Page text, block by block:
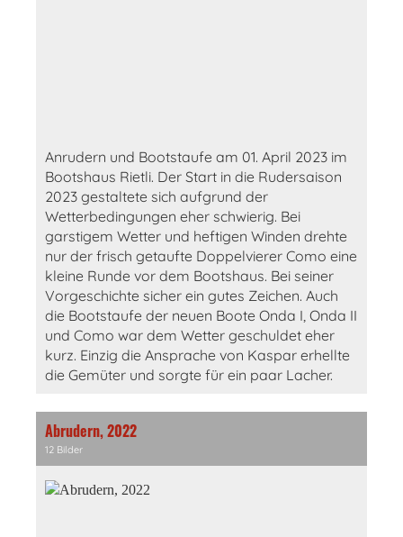
Anrudern und Bootstaufe am 01. April 2023 im
Bootshaus Rietli. Der Start in die Rudersaison
2023 gestaltete sich aufgrund der
Wetterbedingungen eher schwierig. Bei
garstigem Wetter und heftigen Winden drehte
nur der frisch getaufte Doppelvierer Como eine
kleine Runde vor dem Bootshaus. Bei seiner
Vorgeschichte sicher ein gutes Zeichen. Auch
die Bootstaufe der neuen Boote Onda I, Onda II
und Como war dem Wetter geschuldet eher
kurz. Einzig die Ansprache von Kaspar erhellte
die Gemüter und sorgte für ein paar Lacher.
Abrudern, 2022
12 Bilder